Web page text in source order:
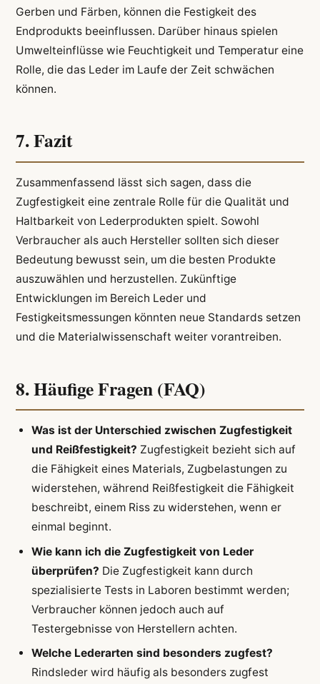
Gerben und Färben, können die Festigkeit des
Endprodukts beeinflussen. Darüber hinaus spielen
Umwelteinflüsse wie Feuchtigkeit und Temperatur eine
Rolle, die das Leder im Laufe der Zeit schwächen
können.
7. Fazit
Zusammenfassend lässt sich sagen, dass die
Zugfestigkeit eine zentrale Rolle für die Qualität und
Haltbarkeit von Lederprodukten spielt. Sowohl
Verbraucher als auch Hersteller sollten sich dieser
Bedeutung bewusst sein, um die besten Produkte
auszuwählen und herzustellen. Zukünftige
Entwicklungen im Bereich Leder und
Festigkeitsmessungen könnten neue Standards setzen
und die Materialwissenschaft weiter vorantreiben.
8. Häufige Fragen (FAQ)
Was ist der Unterschied zwischen Zugfestigkeit
und Reißfestigkeit? Zugfestigkeit bezieht sich auf
die Fähigkeit eines Materials, Zugbelastungen zu
widerstehen, während Reißfestigkeit die Fähigkeit
beschreibt, einem Riss zu widerstehen, wenn er
einmal beginnt.
Wie kann ich die Zugfestigkeit von Leder
überprüfen? Die Zugfestigkeit kann durch
spezialisierte Tests in Laboren bestimmt werden;
Verbraucher können jedoch auch auf
Testergebnisse von Herstellern achten.
Welche Lederarten sind besonders zugfest?
Rindsleder wird häufig als besonders zugfest